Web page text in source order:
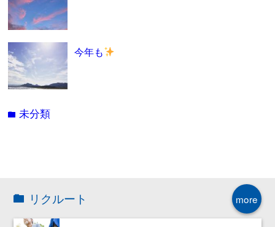
今年も
folder 未分類
more
リクルート